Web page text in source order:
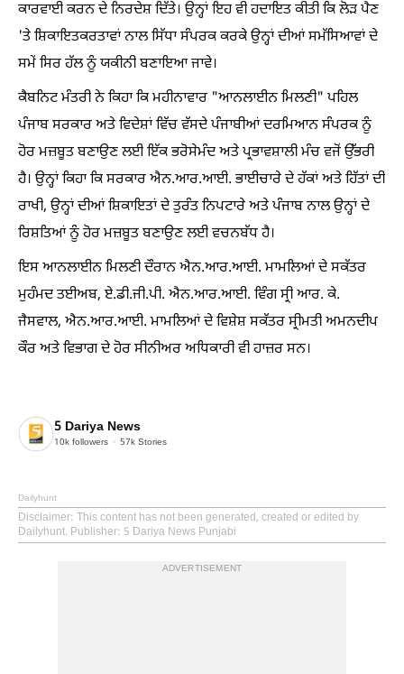
ਕਾਰਵਾਈ ਕਰਨ ਦੇ ਨਿਰਦੇਸ਼ ਦਿੱਤੇ। ਉਨ੍ਹਾਂ ਇਹ ਵੀ ਹਦਾਇਤ ਕੀਤੀ ਕਿ ਲੋੜ ਪੈਣ
'ਤੇ ਸ਼ਿਕਾਇਤਕਰਤਾਵਾਂ ਨਾਲ ਸਿੱਧਾ ਸੰਪਰਕ ਕਰਕੇ ਉਨ੍ਹਾਂ ਦੀਆਂ ਸਮੱਸਿਆਵਾਂ ਦੇ
ਸਮੇਂ ਸਿਰ ਹੱਲ ਨੂੰ ਯਕੀਨੀ ਬਣਾਇਆ ਜਾਵੇ।
ਕੈਬਨਿਟ ਮੰਤਰੀ ਨੇ ਕਿਹਾ ਕਿ ਮਹੀਨਾਵਾਰ "ਆਨਲਾਈਨ ਮਿਲਣੀ" ਪਹਿਲ
ਪੰਜਾਬ ਸਰਕਾਰ ਅਤੇ ਵਿਦੇਸ਼ਾਂ ਵਿੱਚ ਵੱਸਦੇ ਪੰਜਾਬੀਆਂ ਦਰਮਿਆਨ ਸੰਪਰਕ ਨੂੰ
ਹੋਰ ਮਜ਼ਬੂਤ ਬਣਾਉਣ ਲਈ ਇੱਕ ਭਰੋਸੇਮੰਦ ਅਤੇ ਪ੍ਰਭਾਵਸ਼ਾਲੀ ਮੰਚ ਵਜੋਂ ਉੱਭਰੀ
ਹੈ। ਉਨ੍ਹਾਂ ਕਿਹਾ ਕਿ ਸਰਕਾਰ ਐਨ.ਆਰ.ਆਈ. ਭਾਈਚਾਰੇ ਦੇ ਹੱਕਾਂ ਅਤੇ ਹਿੱਤਾਂ ਦੀ
ਰਾਖੀ, ਉਨ੍ਹਾਂ ਦੀਆਂ ਸ਼ਿਕਾਇਤਾਂ ਦੇ ਤੁਰੰਤ ਨਿਪਟਾਰੇ ਅਤੇ ਪੰਜਾਬ ਨਾਲ ਉਨ੍ਹਾਂ ਦੇ
ਰਿਸ਼ਤਿਆਂ ਨੂੰ ਹੋਰ ਮਜ਼ਬੂਤ ਬਣਾਉਣ ਲਈ ਵਚਨਬੱਧ ਹੈ।
ਇਸ ਆਨਲਾਈਨ ਮਿਲਣੀ ਦੌਰਾਨ ਐਨ.ਆਰ.ਆਈ. ਮਾਮਲਿਆਂ ਦੇ ਸਕੱਤਰ
ਮੁਹੰਮਦ ਤਈਅਬ, ਏ.ਡੀ.ਜੀ.ਪੀ. ਐਨ.ਆਰ.ਆਈ. ਵਿੰਗ ਸ੍ਰੀ ਆਰ. ਕੇ.
ਜੈਸਵਾਲ, ਐਨ.ਆਰ.ਆਈ. ਮਾਮਲਿਆਂ ਦੇ ਵਿਸ਼ੇਸ਼ ਸਕੱਤਰ ਸ੍ਰੀਮਤੀ ਅਮਨਦੀਪ
ਕੌਰ ਅਤੇ ਵਿਭਾਗ ਦੇ ਹੋਰ ਸੀਨੀਅਰ ਅਧਿਕਾਰੀ ਵੀ ਹਾਜ਼ਰ ਸਨ।
5 Dariya News
10k followers 57k Stories
Dailyhunt
Disclaimer: This content has not been generated, created or edited by
Dailyhunt. Publisher: 5 Dariya News Punjabi
ADVERTISEMENT